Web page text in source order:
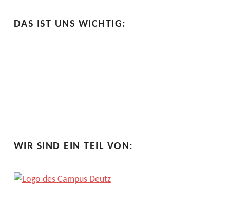
DAS IST UNS WICHTIG:
WIR SIND EIN TEIL VON: